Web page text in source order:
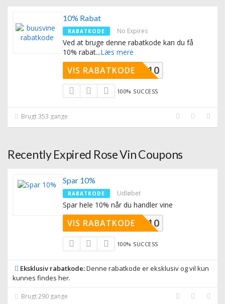
10% Rabat
RABATKODE No Expires
Ved at bruge denne rabatkode kan du få
10% rabat...Læs mere
INKLUB10
VIS RABATKODE
100% SUCCESS
Brugt 353 gange
Recently Expired Rose Vin Coupons
Spar 10%
RABATKODE Udløbet
Spar hele 10% når du handler vine
GRABAT10
VIS RABATKODE
100% SUCCESS
Eksklusiv rabatkode:Denne rabatkode er eksklusiv og vil kun
kunnes findes her.
Brugt 290 gange